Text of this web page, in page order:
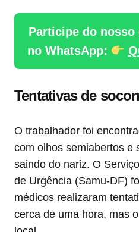
Participe do
no WhatsApp:
Tentativas de
O trabalhador foi
com olhos semiabertos e
saindo do nariz. O
de Urgência (Samu-DF)
médicos realizaram
cerca de uma hora, mas